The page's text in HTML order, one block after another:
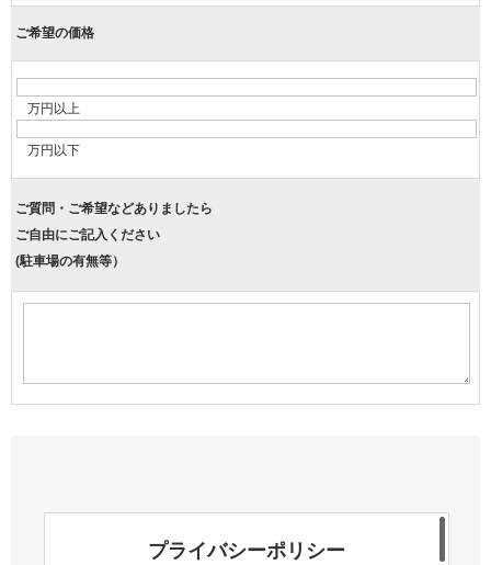
ご希望の価格
万円以上
万円以下
ご質問・ご希望などありましたら
ご自由にご記入ください
(駐車場の有無等）
プライバシーポリシー